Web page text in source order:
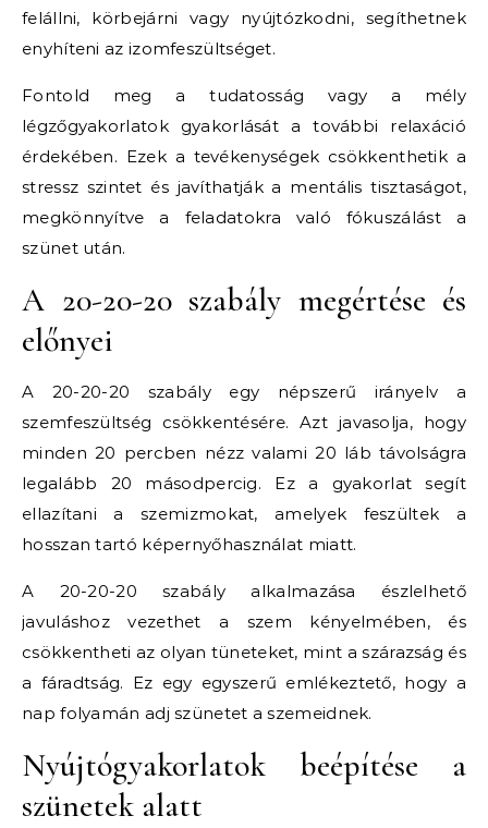
felállni, körbejárni vagy nyújtózkodni, segíthetnek
enyhíteni az izomfeszültséget.
Fontold meg a tudatosság vagy a mély
légzőgyakorlatok gyakorlását a további relaxáció
érdekében. Ezek a tevékenységek csökkenthetik a
stressz szintet és javíthatják a mentális tisztaságot,
megkönnyítve a feladatokra való fókuszálást a
szünet után.
A 20-20-20 szabály megértése és
előnyei
A 20-20-20 szabály egy népszerű irányelv a
szemfeszültség csökkentésére. Azt javasolja, hogy
minden 20 percben nézz valami 20 láb távolságra
legalább 20 másodpercig. Ez a gyakorlat segít
ellazítani a szemizmokat, amelyek feszültek a
hosszan tartó képernyőhasználat miatt.
A 20-20-20 szabály alkalmazása észlelhető
javuláshoz vezethet a szem kényelmében, és
csökkentheti az olyan tüneteket, mint a szárazság és
a fáradtság. Ez egy egyszerű emlékeztető, hogy a
nap folyamán adj szünetet a szemeidnek.
Nyújtógyakorlatok beépítése a
szünetek alatt